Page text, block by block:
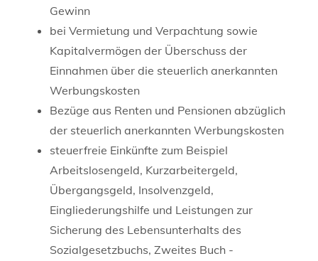
Gewinn
bei Vermietung und Verpachtung sowie
Kapitalvermögen der Überschuss der
Einnahmen über die steuerlich anerkannten
Werbungskosten
Bezüge aus Renten und Pensionen abzüglich
der steuerlich anerkannten Werbungskosten
steuerfreie Einkünfte zum Beispiel
Arbeitslosengeld, Kurzarbeitergeld,
Übergangsgeld, Insolvenzgeld,
Eingliederungshilfe und Leistungen zur
Sicherung des Lebensunterhalts des
Sozialgesetzbuchs, Zweites Buch -